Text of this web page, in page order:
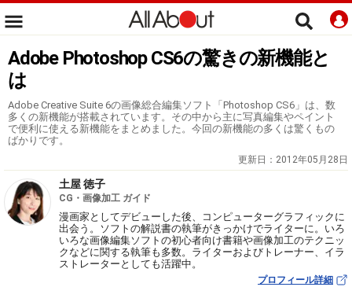
Adobe Photoshop CS6の驚きの新機能と
は
Adobe Creative Suite 6の画像総合編集ソフト「Photoshop CS6」は、数
多くの新機能が搭載されています。その中から主に写真編集やペイント
で便利に使える新機能をまとめました。今回の新機能の多くは驚くもの
ばかりです。
更新日： 2012年05月28日
土屋 徳子
CG・画像加工 ガイド
漫画家としてデビューした後、コンピューターグラフィックに
出会う。ソフトの解説書の執筆がきっかけでライターに。いろ
いろな画像編集ソフトの初心者向け書籍や画像加工のテクニッ
クなどに関する執筆も多数。ライターおよびトレーナー、イラ
ストレーターとしても活躍中。
プロフィール詳細